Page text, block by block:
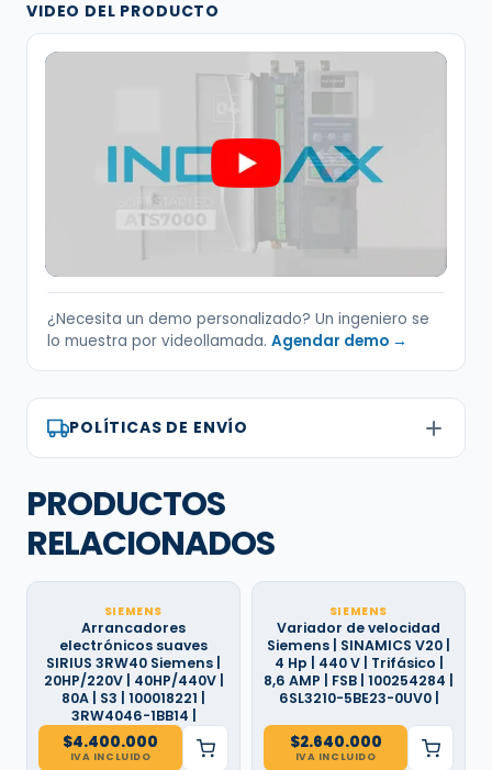
VIDEO DEL PRODUCTO
¿Necesita un demo personalizado? Un ingeniero se
lo muestra por videollamada. Agendar demo →
POLÍTICAS DE ENVÍO
PRODUCTOS
RELACIONADOS
SIEMENS
Arrancadores
electrónicos suaves
SIRIUS 3RW40 Siemens |
20HP/220V | 40HP/440V |
80A | S3 | 100018221 |
3RW4046-1BB14 |
$4.400.000
IVA INCLUIDO
SIEMENS
Variador de velocidad
Siemens | SINAMICS V20 |
4 Hp | 440 V | Trifásico |
8,6 AMP | FSB | 100254284 |
6SL3210-5BE23-0UV0 |
$2.640.000
IVA INCLUIDO